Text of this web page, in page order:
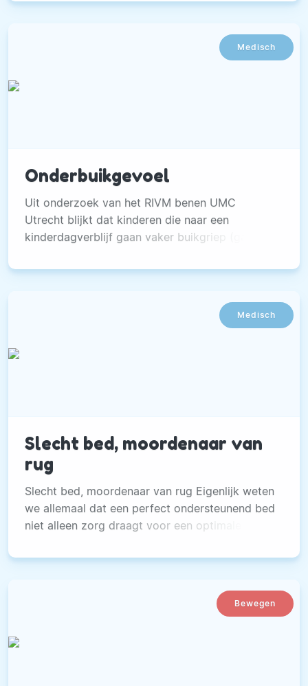
Medisch
Onderbuikgevoel
Uit onderzoek van het RIVM benen UMC
Utrecht blijkt dat kinderen die naar een
kinderdagverblijf gaan vaker buikgriep (gastro-
economische gevolgen.
Medisch
Slecht bed, moordenaar van
rug
Slecht bed, moordenaar van rug Eigenlijk weten
we allemaal dat een perfect ondersteunend bed
niet alleen zorg draagt voor een optimale
is in uw gezondheid. Toch besteden we nog
product in huis dat zo ongeveer het meest
Bewegen